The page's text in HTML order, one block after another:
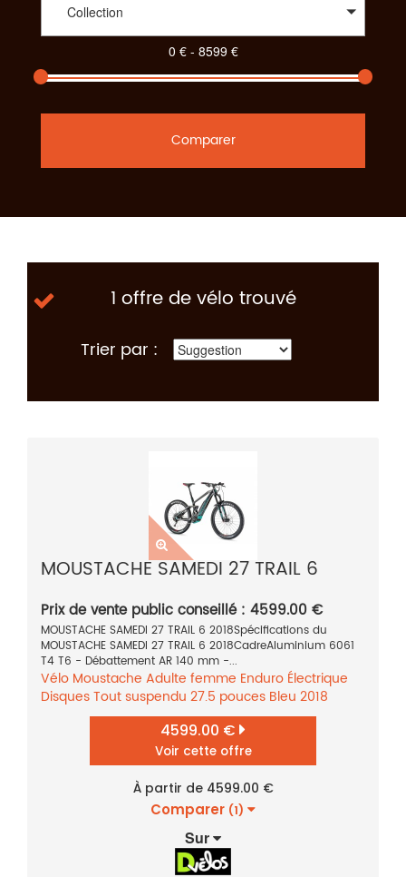
Collection
Comparer
1 offre de vélo trouvé
Trier par :
MOUSTACHE SAMEDI 27 TRAIL 6
Prix de vente public conseillé : 4599.00 €
MOUSTACHE SAMEDI 27 TRAIL 6 2018Spécifications du
MOUSTACHE SAMEDI 27 TRAIL 6 2018CadreAluminium 6061
T4 T6 - Débattement AR 140 mm -...
Vélo Moustache Adulte femme Enduro Électrique
DisquesTout suspendu 27.5 pouces Bleu 2018
4599.00 €
Voir cette offre
À partir de 4599.00 €
Comparer (1)
Sur